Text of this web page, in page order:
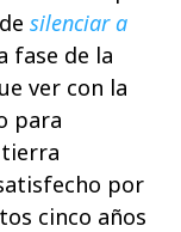
silenciar a
fase de la
ver con la
para
por
cinco años